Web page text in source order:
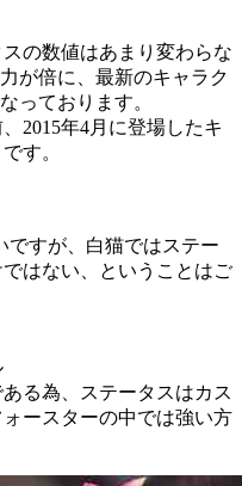
の数値はあまり変わらな
が倍に、最新のキャラク
っております。
2015年4月に登場したキ
す。
ですが、白猫ではステー
はない、ということはご
る為、ステータスはカス
ースターの中では強い方